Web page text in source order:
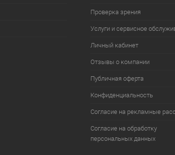
Проверка зрения
Услуги и сервисное
Личный кабинет
Отзывы о компании
Публичная оферта
Конфиденциальность
Согласие на рекламные
Согласие на обработку
персональных данных